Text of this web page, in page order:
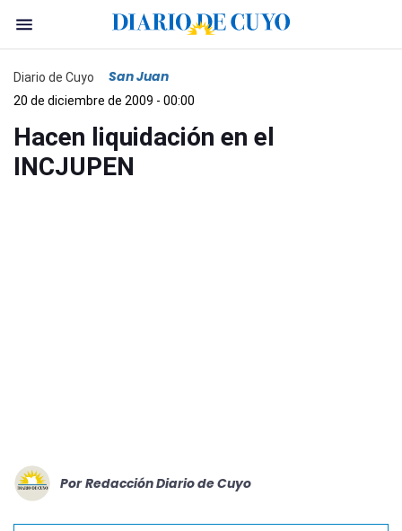
Diario de Cuyo San Juan
20 de diciembre de 2009 - 00:00
Hacen liquidación en el
INCJUPEN
Por Redacción Diario de Cuyo